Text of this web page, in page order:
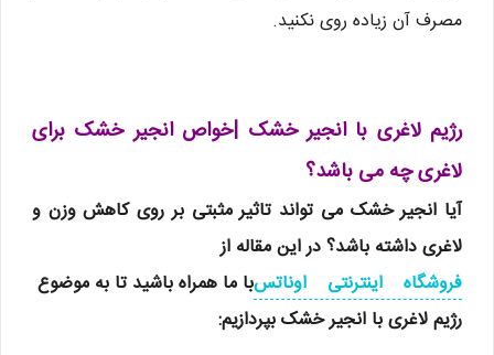
مصرف آن زیاده روی نکنید.
رژیم لاغری با انجیر خشک |خواص انجیر خشک برای
لاغری چه می باشد؟
آیا انجیر خشک می تواند تاثیر مثبتی بر روی کاهش وزن و
لاغری داشته باشد؟ در این مقاله از
فروشگاه اینترنتی اوناتسبا ما همراه باشید تا به موضوع
رژیم لاغری با انجیر خشکبپردازیم: